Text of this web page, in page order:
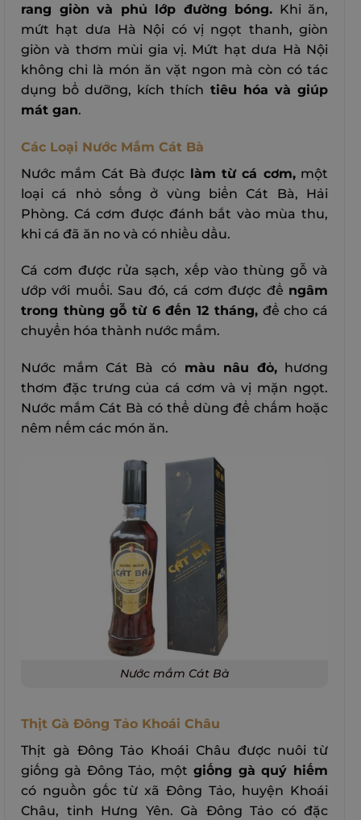
rang giòn và phủ lớp đường bóng. Khi ăn,
mứt hạt dưa Hà Nội có vị ngọt thanh, giòn
giòn và thơm mùi gia vị. Mứt hạt dưa Hà Nội
không chỉ là món ăn vặt ngon mà còn có tác
dụng bổ dưỡng, kích thích tiêu hóa và giúp
mát gan.
Các Loại Nước Mắm Cát Bà
Nước mắm Cát Bà được làm từ cá cơm,một
loại cá nhỏ sống ở vùng biển Cát Bà, Hải
Phòng. Cá cơm được đánh bắt vào mùa thu,
khi cá đã ăn no và có nhiều dầu.
Cá cơm được rửa sạch, xếp vào thùng gỗ và
ướp với muối. Sau đó, cá cơm được để ngâm
trong thùng gỗ từ 6 đến 12 tháng,để cho cá
chuyển hóa thành nước mắm.
Nước mắm Cát Bà cómàu nâu đỏ,hương
thơm đặc trưng của cá cơm và vị mặn ngọt.
Nước mắm Cát Bà có thể dùng để chấm hoặc
nêm nếm các món ăn.
Nước mắm Cát Bà
Thịt Gà Đông Tảo Khoái Châu
Thịt gà Đông Tảo Khoái Châu được nuôi từ
giống gà Đông Tảo, một giống gà quý hiếm
có nguồn gốc từ xã Đông Tảo, huyện Khoái
Châu, tỉnh Hưng Yên. Gà Đông Tảo có đặc